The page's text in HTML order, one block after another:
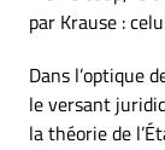
par Krause :
Dans l’optique
le versant
la théorie de